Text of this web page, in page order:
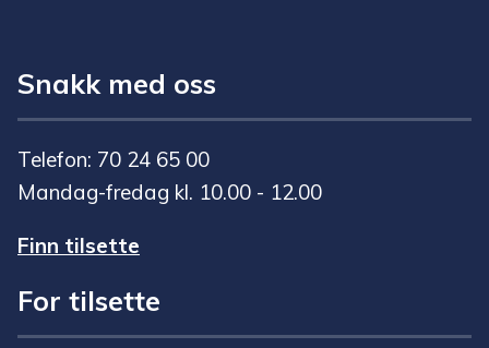
Snakk med oss
Telefon: 70 24 65 00
Mandag-fredag kl. 10.00 - 12.00
Finn tilsette
For tilsette